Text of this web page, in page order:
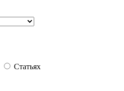
Статьях